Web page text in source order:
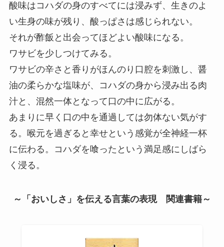
酸味はコハダの身のすべてには浸みず、生きのよ
い生身の味が残り、酸っぱさは感じられない。
それが酢飯と出会ってほどよい酸味になる。
ワサビを少しつけてみる。
ワサビの辛さと香りがほんのり口腔を刺激し、醤
油の柔らかな塩味が、コハダの身から浸み出る肉
汁と、混然一体となって口の中に広がる。
あまりに早く口の中を通過しては勿体ない気がす
る。喉元を過ぎると幸せという感覚が全神経一杯
に伝わる。コハダを喰ったという満足感にしばら
く浸る。
～「おいしさ」を伝える言葉の表現 関連書籍～